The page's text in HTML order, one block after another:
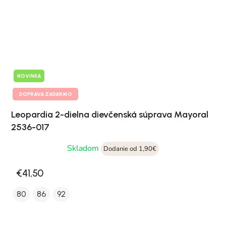
NOVINKA
DOPRAVA ZADARMO
Leopardia 2-dielna dievčenská súprava Mayoral
2536-017
Skladom
Dodanie od 1,90€
€41,50
80 86 92